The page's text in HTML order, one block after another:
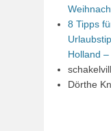
8 Tipps
Holland
Dörthe